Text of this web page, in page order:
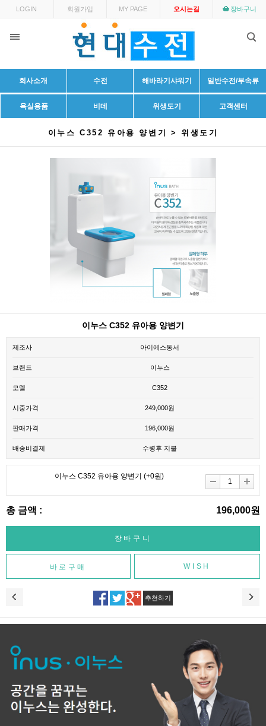
LOGIN 회원가입 MY PAGE 오시는길 장바구니
회사소개 수전 해바라기샤워기 일반수전/부속류
욕실용품 비데 위생도기 고객센터
이누스 C352 유아용 양변기 > 위생도기
이누스 C352 유아용 양변기
제조사 아이에스동서
브랜드 이누스
모델 C352
시중가격 249,000원
판매가격 196,000원
배송비결제 수령후 지불
이누스 C352 유아용 양변기 (+0원)
총 금액 : 196,000원
WISH
추천하기